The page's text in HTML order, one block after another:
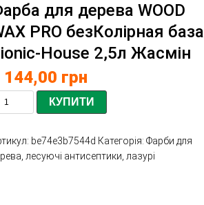
для дерева WOOD
PRO безКолірная база
House 2,5л Жасмін
144,00 грн
КУПИТИ
be74e3b7544d Категорія: Фарби для
лесуючі антисептики, лазурі